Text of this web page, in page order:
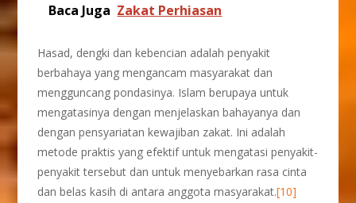
Baca Juga Zakat Perhiasan
Hasad, dengki dan kebencian adalah penyakit
berbahaya yang mengancam masyarakat dan
mengguncang pondasinya. Islam berupaya untuk
mengatasinya dengan menjelaskan bahayanya dan
dengan pensyariatan kewajiban zakat. Ini adalah
metode praktis yang efektif untuk mengatasi penyakit-
penyakit tersebut dan untuk menyebarkan rasa cinta
dan belas kasih di antara anggota masyarakat.[10]